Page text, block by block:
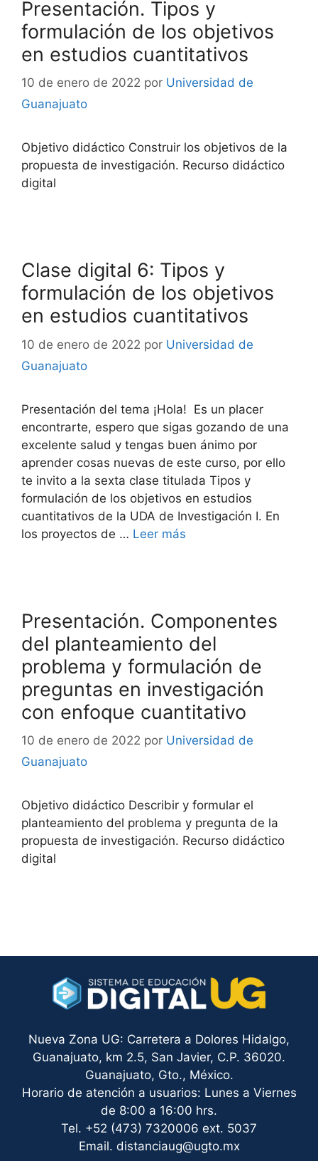
Presentación. Tipos y
formulación de los objetivos
en estudios cuantitativos
10 de enero de 2022 por Universidad de
Guanajuato
Objetivo didáctico Construir los objetivos de la
propuesta de investigación. Recurso didáctico
digital
Clase digital 6: Tipos y
formulación de los objetivos
en estudios cuantitativos
10 de enero de 2022 por Universidad de
Guanajuato
Presentación del tema ¡Hola! Es un placer
encontrarte, espero que sigas gozando de una
excelente salud y tengas buen ánimo por
aprender cosas nuevas de este curso, por ello
te invito a la sexta clase titulada Tipos y
formulación de los objetivos en estudios
cuantitativos de la UDA de Investigación I. En
los proyectos de … Leer más
Presentación. Componentes
del planteamiento del
problema y formulación de
preguntas en investigación
con enfoque cuantitativo
10 de enero de 2022 por Universidad de
Guanajuato
Objetivo didáctico Describir y formular el
planteamiento del problema y pregunta de la
propuesta de investigación. Recurso didáctico
digital
Nueva Zona UG: Carretera a Dolores Hidalgo,
Guanajuato, km 2.5, San Javier, C.P. 36020.
Guanajuato, Gto., México.
Horario de atención a usuarios: Lunes a Viernes
de 8:00 a 16:00 hrs.
Tel. +52 (473) 7320006 ext. 5037
Email. distanciaug@ugto.mx